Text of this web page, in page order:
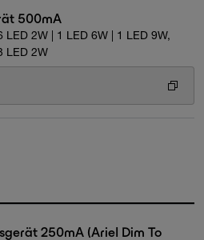
500mA
LED 2W | 1 LED 6W | 1 LED 9W,
LED 2W
250mA (Ariel Dim To